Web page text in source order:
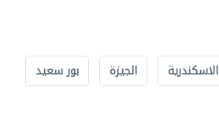
الاسكندرية الجيزة بور سعيد